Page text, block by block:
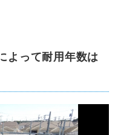
よって耐用年数は